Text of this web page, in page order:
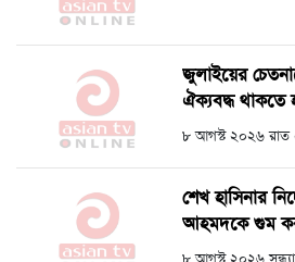
জুলাইয়ের
ঐক্যবদ্ধ থাকতে
৮ আগস্ট ২০২৬
শেখ হাসিনার
আহমদকে গুম